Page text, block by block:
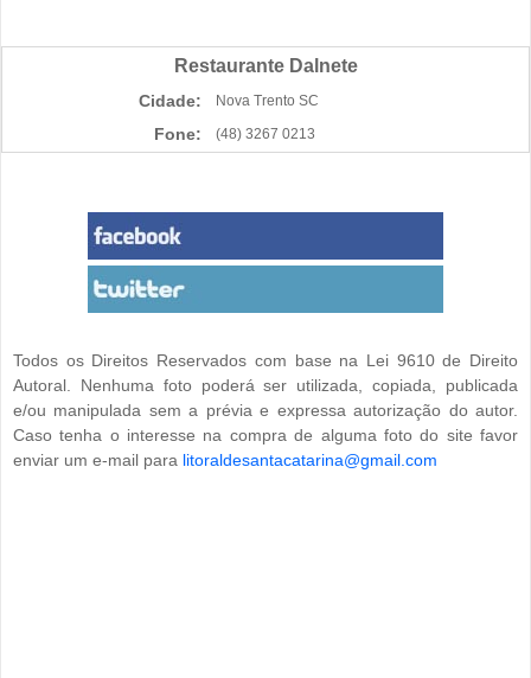
Restaurante Dalnete
Cidade: Nova Trento SC
Fone: (48) 3267 0213
Todos os Direitos Reservados com base na Lei 9610 de Direito
Autoral. Nenhuma foto poderá ser utilizada, copiada, publicada
e/ou manipulada sem a prévia e expressa autorização do autor.
Caso tenha o interesse na compra de alguma foto do site favor
enviar um e-mail para litoraldesantacatarina@gmail.com